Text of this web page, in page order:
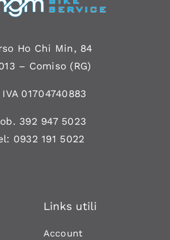
Ho Chi Min, 84
– Comiso (RG)
IVA 01704740883
392 947 5023
0932 191 5022
Links utili
Account